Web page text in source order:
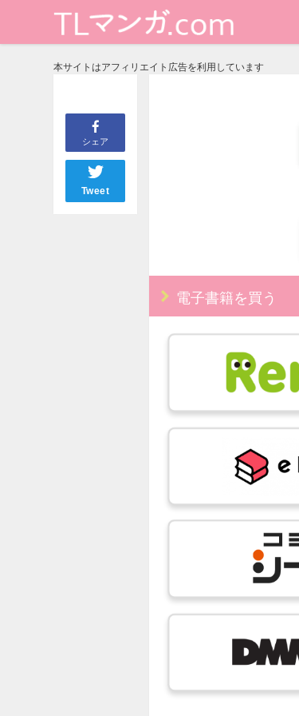
本サイトはアフィリエイト広告を利用しています
シェア
Tweet
電子書籍を買う